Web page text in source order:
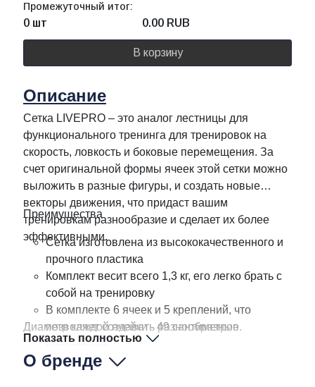
Промежуточный итог:
0 шт 0.00 RUB
В корзину
Описание
Сетка LIVEPRO – это аналог лестницы для
функционального тренинга для тренировок на
скорость, ловкость и боковые перемещения. За
счет оригинальной формы ячеек этой сетки можно
выложить в разные фигуры, и создать новые
векторы движения, что придаст вашим
тренировкам разнообразие и сделает их более
эффективными.
Преимущества
Сетка изготовлена из высококачественного и
прочного пластика
Комплект весит всего 1,3 кг, его легко брать с
собой на тренировку
В комплекте 6 ячеек и 5 креплений, что
позволяет создавать разнообразные
комбинации
Диаметр каждой ячейки - 49 сантиметров.
Показать полностью
О бренде